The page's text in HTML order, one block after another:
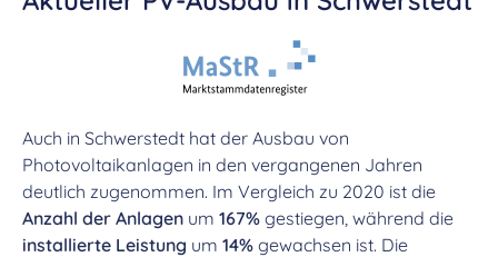
Auch in Schwerstedt hat der Ausbau von
Photovoltaikanlagen in den vergangenen Jahren
deutlich zugenommen. Im Vergleich zu 2020 ist die
Anzahl der Anlagen um 167% gestiegen, während die
installierte Leistung um 14% gewachsen ist. Die